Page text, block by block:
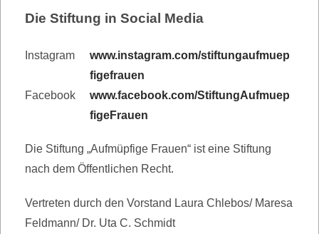
Die Stiftung in Social Media
Instagram
www.instagram.com/stiftungaufmuep
figefrauen
Facebook
www.facebook.com/StiftungAufmuep
figeFrauen
Die Stiftung „Aufmüpfige Frauen“ ist eine Stiftung
nach dem Öffentlichen Recht.
Vertreten durch den Vorstand Laura Chlebos/ Maresa
Feldmann/ Dr. Uta C. Schmidt